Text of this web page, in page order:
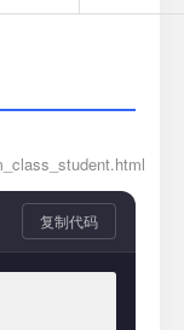
复制代码